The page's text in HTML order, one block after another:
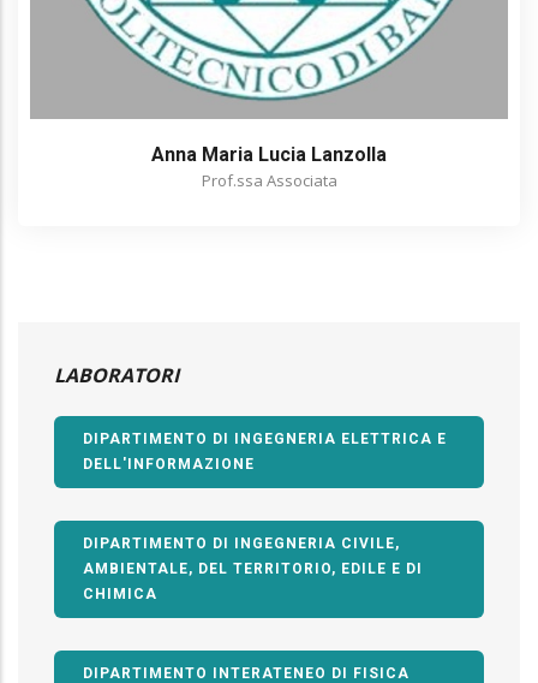
Anna Maria Lucia Lanzolla
Prof.ssa Associata
LABORATORI
DIPARTIMENTO DI INGEGNERIA ELETTRICA E
DELL'INFORMAZIONE
DIPARTIMENTO DI INGEGNERIA CIVILE,
AMBIENTALE, DEL TERRITORIO, EDILE E DI
CHIMICA
DIPARTIMENTO INTERATENEO DI FISICA